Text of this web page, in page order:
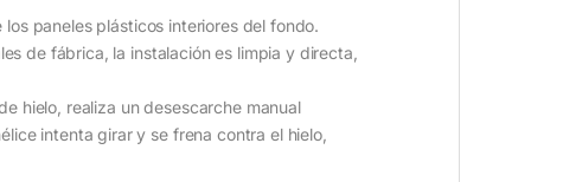
paneles plásticos interiores del fondo.
de fábrica, la instalación es limpia y directa,
hielo, realiza un desescarche manual
intenta girar y se frena contra el hielo,